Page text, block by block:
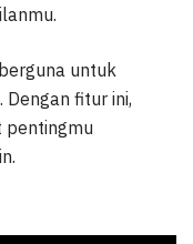
untuk
Dengan fitur ini,
pentingmu